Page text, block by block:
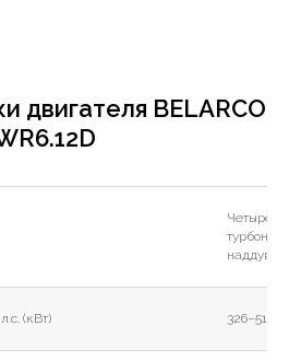
двигателя BELARCO
(кВт) 326–516